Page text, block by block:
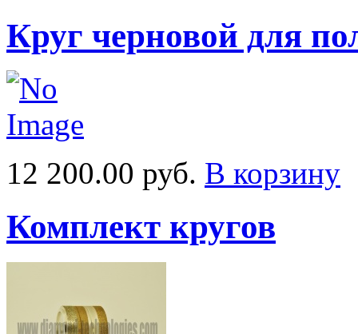
Круг черновой для
12 200.00 руб. В корзину
Комплект кругов